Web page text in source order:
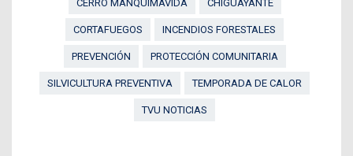
CERRO MANQUIMÁVIDA
CHIGUAYANTE
CORTAFUEGOS INCENDIOS FORESTALES
PREVENCIÓN PROTECCIÓN COMUNITARIA
SILVICULTURA PREVENTIVA TEMPORADA DE CALOR
TVU NOTICIAS